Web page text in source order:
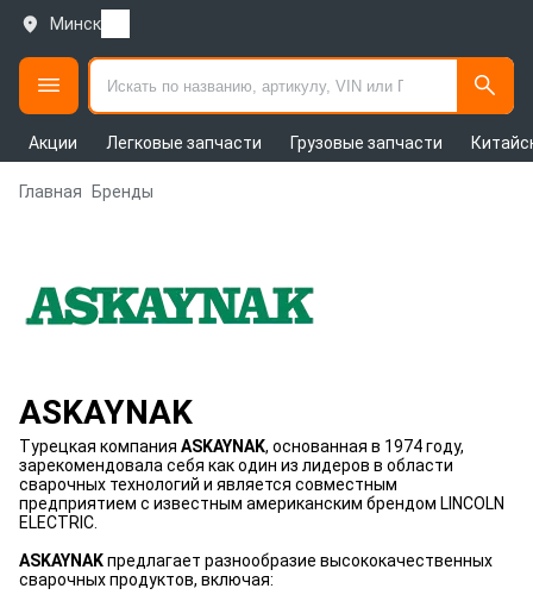
Минск
Акции Легковые запчасти Грузовые запчасти
Главная Бренды
ASKAYNAK
Турецкая компания ASKAYNAK, основанная в 1974 году,
зарекомендовала себя как один из лидеров в области
сварочных технологий и является совместным
предприятием с известным американским брендом LINCOLN
ELECTRIC.
ASKAYNAKпредлагает разнообразие высококачественных
сварочных продуктов, включая: